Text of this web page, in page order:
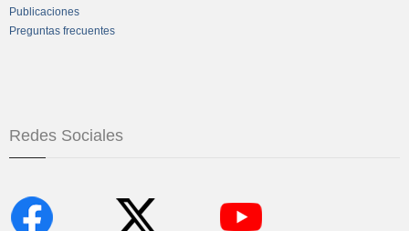
Publicaciones
Preguntas frecuentes
Redes Sociales